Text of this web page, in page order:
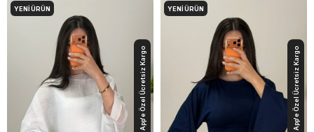
YENI ÜRÜN
App'e Özel Ücretsiz Kargo
YENI ÜRÜN
App'e Özel Ücretsiz Kargo